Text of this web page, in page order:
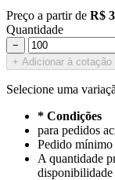
Preço a partir de R$
Quantidade
−
+ Adicionar à cotação
Selecione uma
* Condições
para pedidos
Pedido mínimo
A quantidade
disponibilidade